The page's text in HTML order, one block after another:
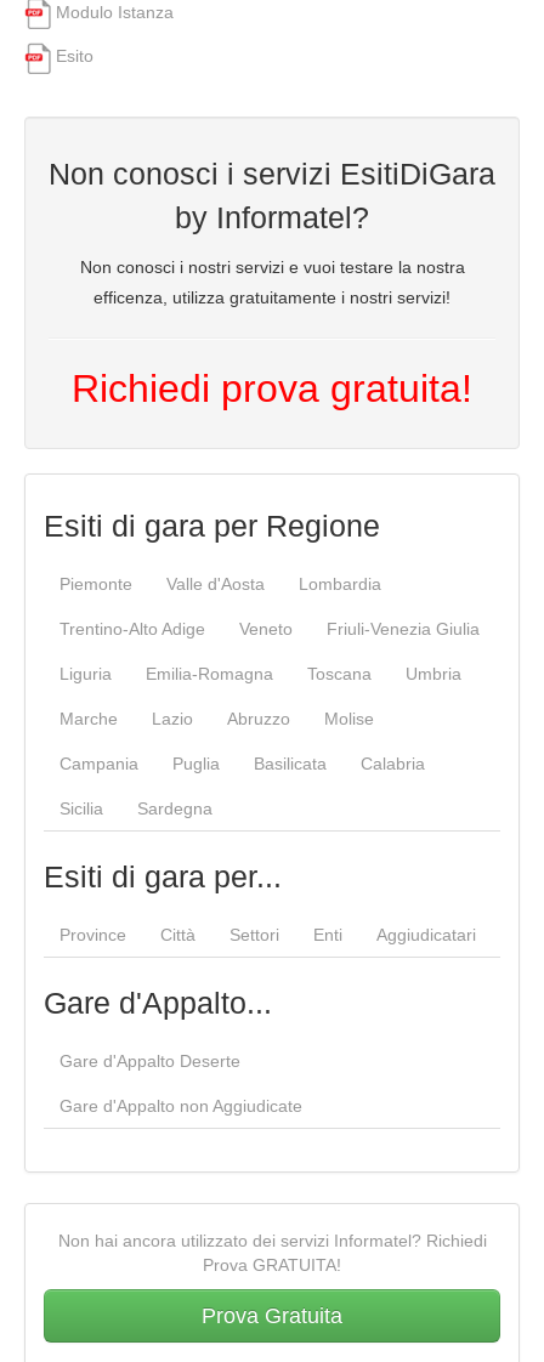
Modulo Istanza
Esito
Non conosci i servizi EsitiDiGara
by Informatel?
Non conosci i nostri servizi e vuoi testare la nostra
efficenza, utilizza gratuitamente i nostri servizi!
Richiedi prova gratuita!
Esiti di gara per Regione
Piemonte Valle d'Aosta Lombardia
Trentino-Alto Adige Veneto Friuli-Venezia Giulia
Liguria Emilia-Romagna Toscana Umbria
Marche Lazio Abruzzo Molise
Campania Puglia Basilicata Calabria
Sicilia Sardegna
Esiti di gara per...
Province Città Settori Enti Aggiudicatari
Gare d'Appalto...
Gare d'Appalto Deserte
Gare d'Appalto non Aggiudicate
Non hai ancora utilizzato dei servizi Informatel? Richiedi
Prova GRATUITA!
Prova Gratuita